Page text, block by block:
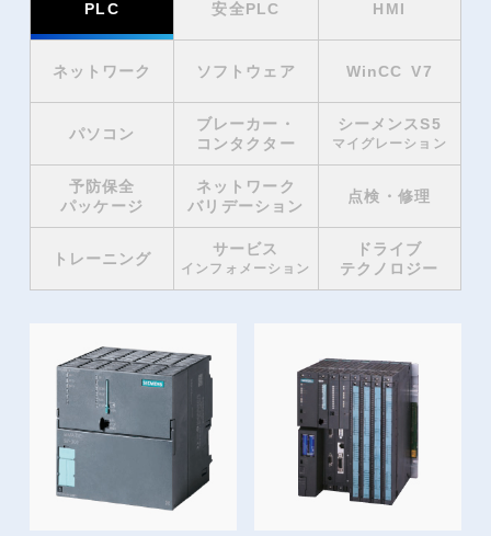
PLC 安全PLC HMI
ネットワーク ソフトウェア WinCC V7
パソコン
ブレーカー・
コンタクター
シーメンスS5
マイグレーション
予防保全
パッケージ
ネットワーク
バリデーション
点検・修理
トレーニング
サービス
インフォメーション
ドライブ
テクノロジー